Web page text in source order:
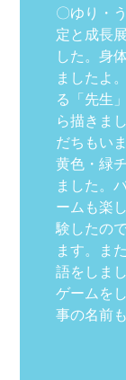
〇ゆり・
定と成長
した。身
ましたよ
る「先生
ら描きま
だちもい
黄色・緑
ました。
ームも楽
験したの
ます。ま
語をしま
ゲームを
事の名前